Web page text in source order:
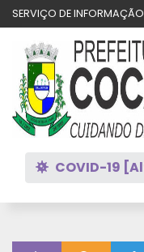
SERVIÇO DE
COVID-19